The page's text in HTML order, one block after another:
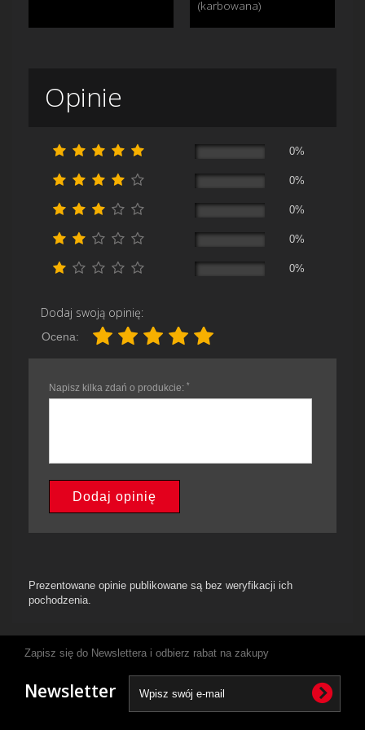
(karbowana)
Opinie
0%
0%
0%
0%
0%
Dodaj swoją opinię:
Ocena:
Napisz kilka zdań o produkcie: *
Dodaj opinię
Prezentowane opinie publikowane są bez weryfikacji ich
pochodzenia.
Zapisz się do Newslettera i odbierz rabat na zakupy
Newsletter